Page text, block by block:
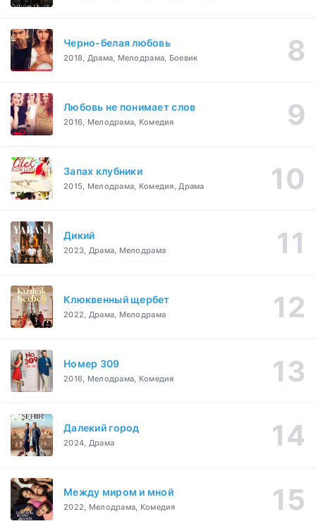
Черно-белая любовь
2018, Драма, Мелодрама, Боевик
Любовь не понимает слов
2016, Мелодрама, Комедия
Запах клубники
2015, Мелодрама, Комедия, Драма
Дикий
2023, Драма, Мелодрама
Клюквенный щербет
2022, Драма, Мелодрама
Номер 309
2016, Мелодрама, Комедия
Далекий город
2024, Драма
Между миром и мной
2022, Мелодрама, Комедия